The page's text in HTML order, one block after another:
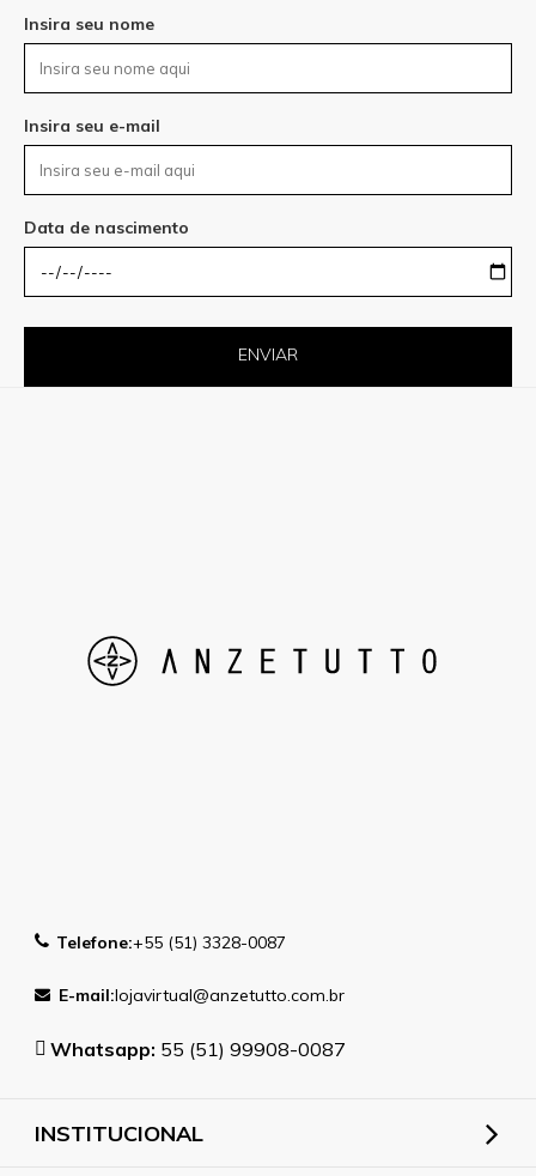
Insira seu nome
Insira seu e-mail
Data de nascimento
ENVIAR
Telefone:+55 (51) 3328-0087
E-mail:lojavirtual@anzetutto.com.br
Whatsapp: 55 (51) 99908-0087
INSTITUCIONAL